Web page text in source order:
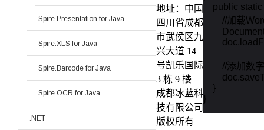
public
//加载
//添加
    }
}
Spire.Presentation for Java
Spire.XLS for Java
Spire.Barcode for Java
Spire.OCR for Java
.NET
地址：中国
四川省成都
市武侯区九
兴大道 14
号凯乐国际
3 栋 9 楼
成都冰蓝科
技有限公司
版权所有